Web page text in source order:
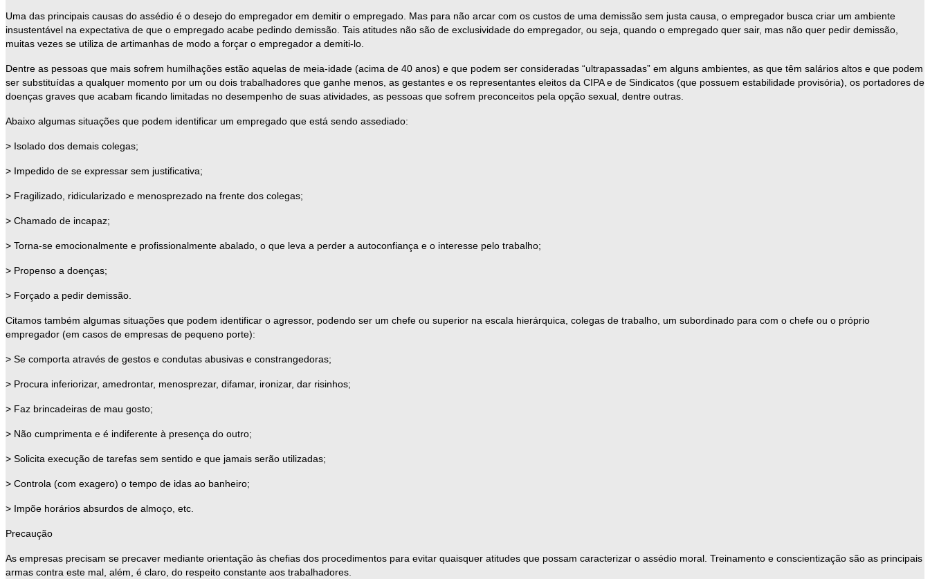
Uma das principais causas do assédio é o desejo do empregador em demitir o empregado. Mas para não arcar com os custos de uma demissão sem justa causa, o empregador busca criar um ambiente
insustentável na expectativa de que o empregado acabe pedindo demissão. Tais atitudes não são de exclusividade do empregador, ou seja, quando o empregado quer sair, mas não quer pedir demissão,
muitas vezes se utiliza de artimanhas de modo a forçar o empregador a demiti-lo.
Dentre as pessoas que mais sofrem humilhações estão aquelas de meia-idade (acima de 40 anos) e que podem ser consideradas “ultrapassadas” em alguns ambientes, as que têm salários altos e que podem
ser substituídas a qualquer momento por um ou dois trabalhadores que ganhe menos, as gestantes e os representantes eleitos da CIPA e de Sindicatos (que possuem estabilidade provisória), os portadores de
doenças graves que acabam ficando limitadas no desempenho de suas atividades, as pessoas que sofrem preconceitos pela opção sexual, dentre outras.
Abaixo algumas situações que podem identificar um empregado que está sendo assediado:
> Isolado dos demais colegas;
> Impedido de se expressar sem justificativa;
> Fragilizado, ridicularizado e menosprezado na frente dos colegas;
> Chamado de incapaz;
> Torna-se emocionalmente e profissionalmente abalado, o que leva a perder a autoconfiança e o interesse pelo trabalho;
> Propenso a doenças;
> Forçado a pedir demissão.
Citamos também algumas situações que podem identificar o agressor, podendo ser um chefe ou superior na escala hierárquica, colegas de trabalho, um subordinado para com o chefe ou o próprio
empregador (em casos de empresas de pequeno porte):
> Se comporta através de gestos e condutas abusivas e constrangedoras;
> Procura inferiorizar, amedrontar, menosprezar, difamar, ironizar, dar risinhos;
> Faz brincadeiras de mau gosto;
> Não cumprimenta e é indiferente à presença do outro;
> Solicita execução de tarefas sem sentido e que jamais serão utilizadas;
> Controla (com exagero) o tempo de idas ao banheiro;
> Impõe horários absurdos de almoço, etc.
Precaução
As empresas precisam se precaver mediante orientação às chefias dos procedimentos para evitar quaisquer atitudes que possam caracterizar o assédio moral. Treinamento e conscientização são as principais
armas contra este mal, além, é claro, do respeito constante aos trabalhadores.